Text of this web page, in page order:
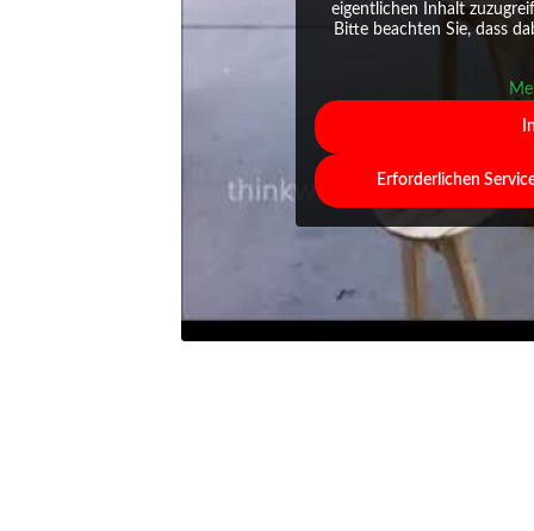
eigentlichen Inhalt
Bitte beachten Sie, dass
Erforderlichen